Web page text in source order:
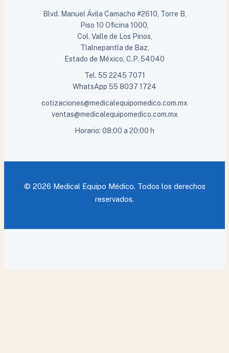
Blvd. Manuel Ávila Camacho #2610, Torre B,
Piso 10 Oficina 1000,
Col. Valle de Los Pinos,
Tlalnepantla de Baz,
Estado de México, C.P. 54040
Tel. 55 2245 7071
WhatsApp 55 8037 1724
cotizaciones@medicalequipomedico.com.mx
ventas@medicalequipomedico.com.mx
Horario: 08:00 a 20:00 h
© 2026 Medical Equipo Médico. Todos los derechos
reservados.